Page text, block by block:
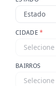
Estado
CIDADE*
BAIRROS